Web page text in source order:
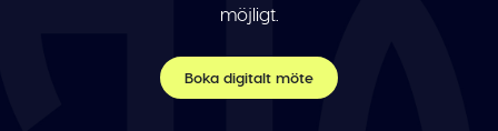
möjligt.
Boka digitalt möte